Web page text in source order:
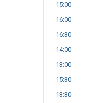
15:00
16:00
16:30
14:00
13:00
15:30
13:30